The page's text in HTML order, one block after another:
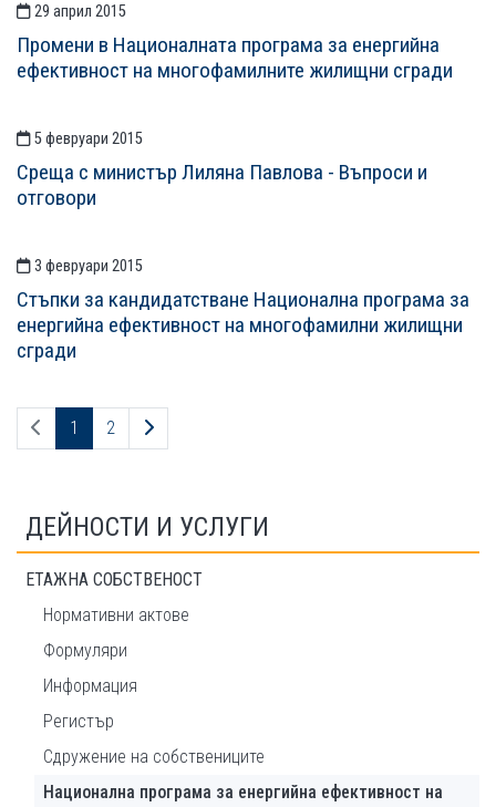
29 април 2015
Промени в Националната програма за енергийна
ефективност на многофамилните жилищни сгради
5 февруари 2015
Среща с министър Лиляна Павлова - Въпроси и
отговори
3 февруари 2015
Стъпки за кандидатстване Национална програма за
енергийна ефективност на многофамилни жилищни
сгради
Предходна страница
1 2 Следваща страница
ДЕЙНОСТИ И УСЛУГИ
ЕТАЖНА СОБСТВЕНОСТ
Нормативни актове
Формуляри
Информация
Регистър
Сдружение на собствениците
Национална програма за енергийна ефективност на